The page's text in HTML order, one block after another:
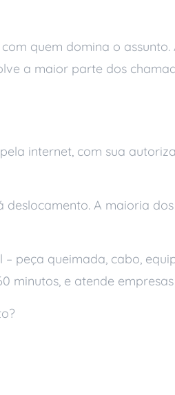
quem domina o assunto.
a maior parte dos
internet, com sua
deslocamento. A maioria
peça queimada, cabo,
minutos, e atende